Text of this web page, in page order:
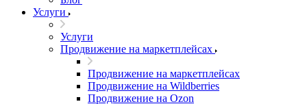
Услуги
Услуги
Продвижение на маркетплейсах
Продвижение на маркетплейсах
Продвижение на Wildberries
Продвижение на Ozon